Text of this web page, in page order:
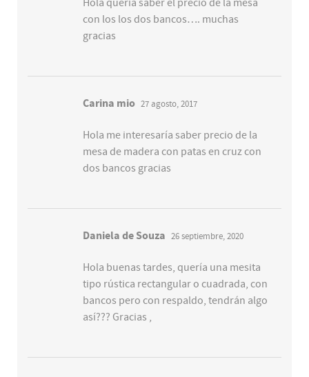
Hola queria saber el precio de la mesa
con los los dos bancos…. muchas
gracias
Carina mio 27 agosto, 2017
Hola me interesaría saber precio de la
mesa de madera con patas en cruz con
dos bancos gracias
Daniela de Souza 26 septiembre, 2020
Hola buenas tardes, quería una mesita
tipo rústica rectangular o cuadrada, con
bancos pero con respaldo, tendrán algo
así??? Gracias ,